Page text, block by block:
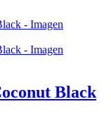
Black